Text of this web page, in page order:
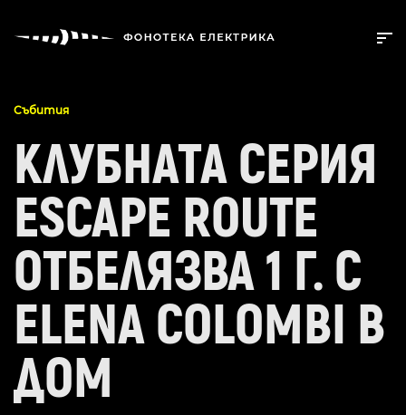
Събития
КЛУБНАТА СЕРИЯ
ESCAPE ROUTE
ОТБЕЛЯЗВА 1 Г. С
ELENA COLOMBI В
ДОМ